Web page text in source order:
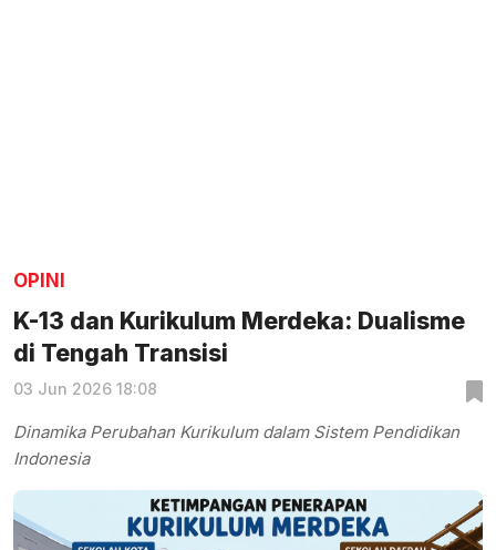
OPINI
K-13 dan Kurikulum Merdeka: Dualisme
di Tengah Transisi
03 Jun 2026 18:08
Dinamika Perubahan Kurikulum dalam Sistem Pendidikan
Indonesia